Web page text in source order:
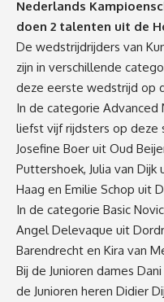
Nederlands
doen 2 talenten uit de
De wedstrijdrijders van
zijn in verschillende
deze eerste wedstrijd op
In de categorie Advanced
liefst vijf rijdsters op deze
Josefine Boer uit Oud
Puttershoek, Julia van Dijk
Haag en Emilie Schop uit
In de categorie Basic
Angel Delevaque uit
Barendrecht en Kira van
Bij de Junioren dames
de Junioren heren Didier